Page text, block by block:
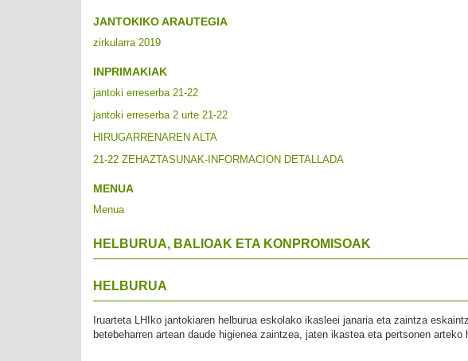
JANTOKIKO ARAUTEGIA
zirkularra 2019
INPRIMAKIAK
jantoki erreserba 21-22
jantoki erreserba 2 urte 21-22
HIRUGARRENAREN ALTA
21-22 ZEHAZTASUNAK-INFORMACION DETALLADA
MENUA
Menua
HELBURUA, BALIOAK ETA KONPROMISOAK
HELBURUA
Iruarteta LHIko jantokiaren helburua eskolako ikasleei janaria eta zaintza
betebeharren artean daude higienea zaintzea, jaten ikastea eta pertsonen